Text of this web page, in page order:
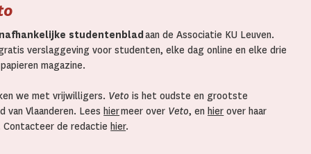
studentenbladaan de Associatie KU Leuven.
verslaggeving voor studenten, elke dag online en elke drie
magazine.
we met vrijwilligers. Veto is het oudste en grootste
van Vlaanderen. Leeshiermeer over Veto, enhier over haar
Contacteer de redactiehier.